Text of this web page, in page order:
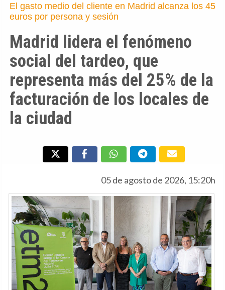
El gasto medio del cliente en Madrid alcanza los 45
euros por persona y sesión
Madrid lidera el fenómeno
social del tardeo, que
representa más del 25% de la
facturación de los locales de
la ciudad
05 de agosto de 2026, 15:20h